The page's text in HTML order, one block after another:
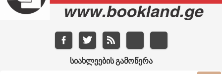
ᲡᲘᲐᲮᲚᲔᲔᲑᲘᲡ ᲒᲐᲛᲝᲬᲔᲠᲐ